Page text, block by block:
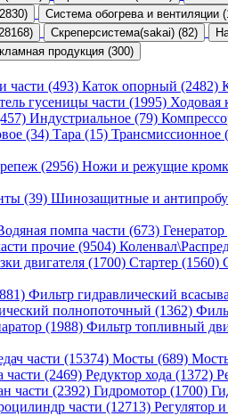
Система обогрева и вентиляции
Скреперсистема(sakai) (82)
продукция (300)
части (493) Каток опорный (2482)
гусеницы части (1995) Ходовая
Индустриальное (79)
(34) Тара (15) Трансмиссионное
(2956) Ножи и режущие
(39) Шинозащитные и
помпа части (673)
прочие (9504)
двигателя (1700) Стартер (1560)
Фильтр гидравлический
полнопоточный (1362)
(1988) Фильтр топливный
части (15374) Мосты (689)
части (2469) Редуктор хода (1372)
части (2392) Гидромотор (1700)
части (12713) Регулятор